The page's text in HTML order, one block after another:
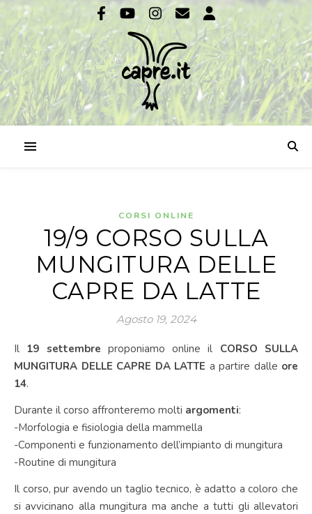
CORSI ONLINE
19/9 CORSO SULLA
MUNGITURA DELLE
CAPRE DA LATTE
Agosto 19, 2024
Il 19 settembre proponiamo online il CORSO SULLA
MUNGITURA DELLE CAPRE DA LATTE a partire dalle ore
14.
Durante il corso affronteremo molti argomenti:
-Morfologia e fisiologia della mammella
-Componenti e funzionamento dell’impianto di mungitura
-Routine di mungitura
Il corso, pur avendo un taglio tecnico, è adatto a coloro che
si avvicinano alla mungitura ma anche a tutti gli allevatori